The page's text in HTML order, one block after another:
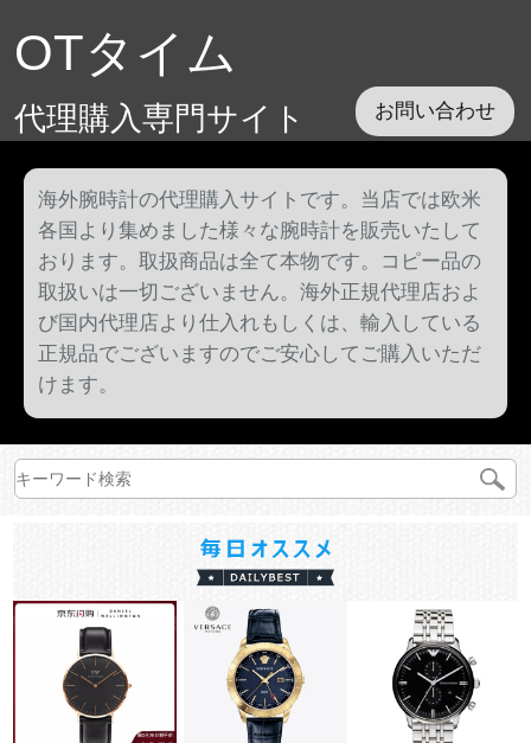
OTタイム
代理購入専門サイト お問い合わせ
海外腕時計の代理購入サイトです。当店では欧米
各国より集めました様々な腕時計を販売いたして
おります。取扱商品は全て本物です。コピー品の
取扱いは一切ございません。海外正規代理店およ
び国内代理店より仕入れもしくは、輸入している
正規品でございますのでご安心してご購入いただ
けます。